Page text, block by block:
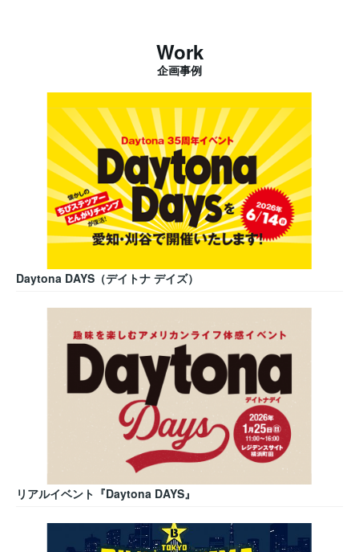
Work
企画事例
Daytona DAYS（デイトナ デイズ）
リアルイベント『Daytona DAYS』